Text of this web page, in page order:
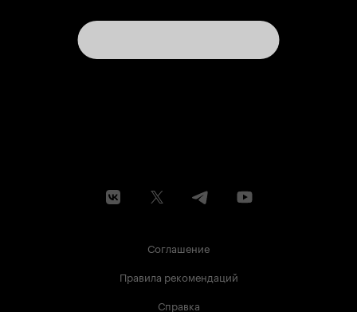
Соглашение
Правила рекомендаций
Справка